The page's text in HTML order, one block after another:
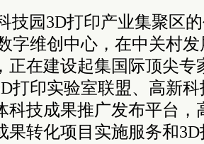
技园3D打印产业集聚区
维创中心，在中关村发
正在建设起集国际顶尖专
打印实验室联盟、高新
科技成果推广发布平台，
果转化项目实施服务和